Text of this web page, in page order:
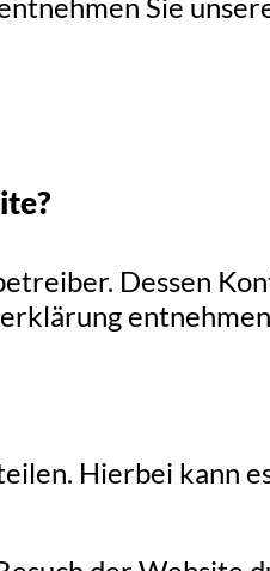
Dessen
Hierbei kann